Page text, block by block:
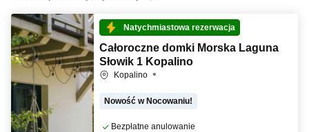
Natychmiastowa rezerwacja
Całoroczne domki Morska Laguna
Słowik 1 Kopalino
Kopalino
Nowość w Nocowaniu!
Bezpłatne anulowanie